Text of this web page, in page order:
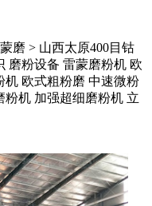
磨 > 山西太原400目钴
磨粉设备 雷蒙磨粉机 欧
机 欧式粗粉磨 中速微粉
粉机 加强超细磨粉机 立